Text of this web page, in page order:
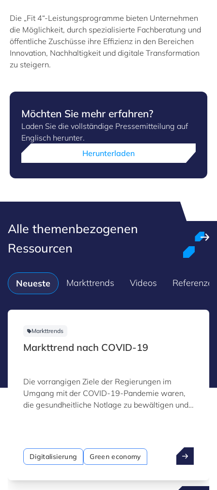
Die „Fit 4“-Leistungsprogramme bieten Unternehmen
die Möglichkeit, durch spezialisierte Fachberatung und
öffentliche Zuschüsse ihre Effizienz in den Bereichen
Innovation, Nachhaltigkeit und digitale Transformation
zu steigern.
Möchten Sie mehr erfahren?
Laden Sie die vollständige Pressemitteilung auf
Englisch herunter.
Herunterladen
Alle themenbezogenen
Ressourcen
Neueste Markttrends Videos Referenzen
Markttrends
Markttrend nach COVID-19
Die vorrangigen Ziele der Regierungen im
Umgang mit der COVID-19-Pandemie waren,
die gesundheitliche Notlage zu bewältigen und
Digitalisierung Green economy